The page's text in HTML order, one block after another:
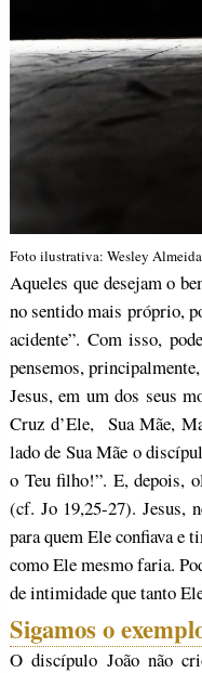
Foto ilustrativa: Wesley
Aqueles que desejam o
no sentido mais próprio,
acidente”. Com isso,
pensemos,
Jesus, em um dos seus
Cruz d’Ele, Sua Mãe,
lado de Sua Mãe o
o Teu filho!”. E, depois,
(cf. Jo 19,25-27). Jesus,
para quem Ele confiava e
como Ele mesmo faria.
de intimidade que tanto
Sigamos o
O discípulo João não